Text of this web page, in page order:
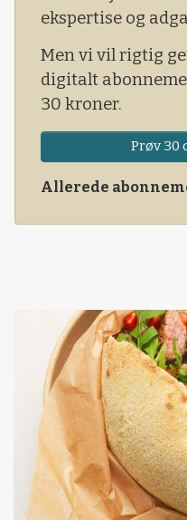
ekspertise og
Men vi vil rigtig
digitalt
30 kroner.
Prøv 30
Allerede